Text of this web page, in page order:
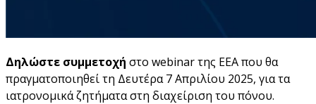
Δηλώστε συμμετοχή στο webinar της ΕΕΑ που θα
πραγματοποιηθεί τη Δευτέρα 7 Απριλίου 2025, για τα
ιατρονομικά ζητήματα στη διαχείριση του πόνου.